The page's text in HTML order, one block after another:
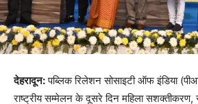
देहरादून:पब्लिक रिलेशन सोसाइटी ऑफ इंडिया
राष्ट्रीय सम्मेलन के दूसरे दिन महिला सशक्तीकरण,